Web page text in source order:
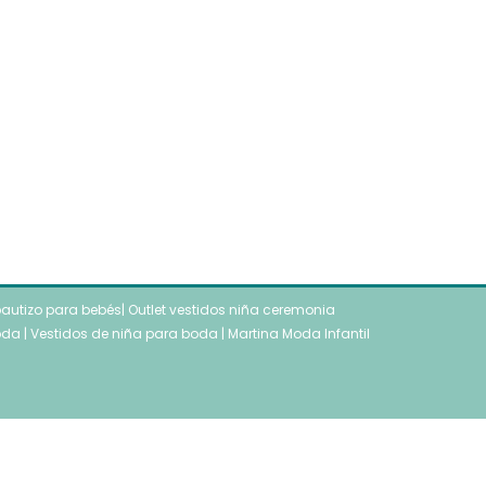
para bebés| Outlet vestidos niña ceremonia
| Vestidos de niña para boda | Martina Moda Infantil